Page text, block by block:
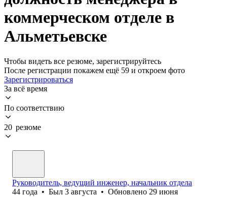
коммерческом отделе в
Альметьевске
Чтобы видеть все резюме, зарегистрируйтесь
После регистрации покажем ещё 59 и откроем фото
Зарегистрироваться
За всё время
По соответствию
20 резюме
Руководитель, ведущий инженер, начальник отдела
44 года • Был 3 августа • Обновлено 29 июня